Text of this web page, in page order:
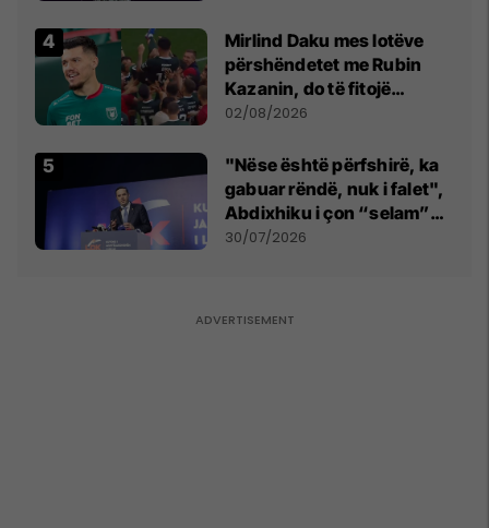
Mirlind Daku mes lotëve
përshëndetet me Rubin
Kazanin, do të fitojë
miliona te Spartak Moska
02/08/2026
"Nëse është përfshirë, ka
gabuar rëndë, nuk i falet",
Abdixhiku i çon “selam”
Përparim Ramës
30/07/2026